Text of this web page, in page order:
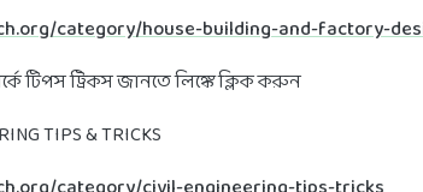
category/house-building-and-factory-
টিপস ট্রিকস জানতে লিঙ্কে ক্লিক করুন
TIPS & TRICKS